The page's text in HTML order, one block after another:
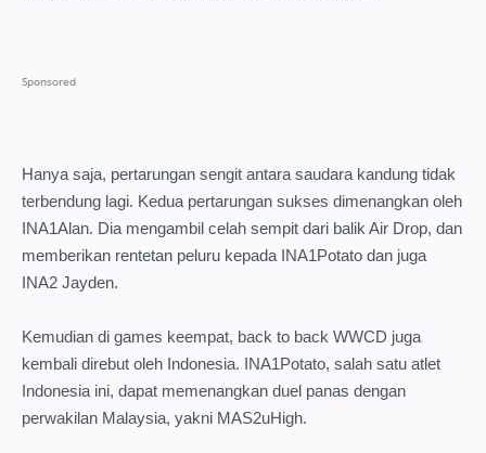
Hanya saja, pertarungan sengit antara saudara kandung tidak
terbendung lagi. Kedua pertarungan sukses dimenangkan oleh
INA1Alan. Dia mengambil celah sempit dari balik Air Drop, dan
memberikan rentetan peluru kepada INA1Potato dan juga
INA2 Jayden.
Kemudian di games keempat, back to back WWCD juga
kembali direbut oleh Indonesia. INA1Potato, salah satu atlet
Indonesia ini, dapat memenangkan duel panas dengan
perwakilan Malaysia, yakni MAS2uHigh.